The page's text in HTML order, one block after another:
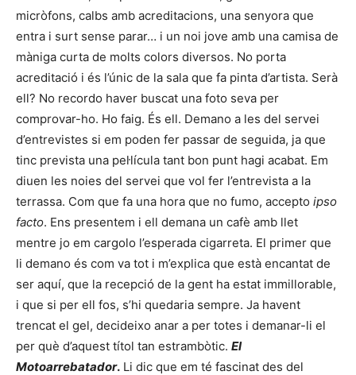
micròfons, calbs amb acreditacions, una senyora que
entra i surt sense parar… i un noi jove amb una camisa de
màniga curta de molts colors diversos. No porta
acreditació i és l’únic de la sala que fa pinta d’artista. Serà
ell? No recordo haver buscat una foto seva per
comprovar-ho. Ho faig. És ell. Demano a les del servei
d’entrevistes si em poden fer passar de seguida, ja que
tinc prevista una pel·lícula tant bon punt hagi acabat. Em
diuen les noies del servei que vol fer l’entrevista a la
terrassa. Com que fa una hora que no fumo, accepto ipso
facto. Ens presentem i ell demana un cafè amb llet
mentre jo em cargolo l’esperada cigarreta. El primer que
li demano és com va tot i m’explica que està encantat de
ser aquí, que la recepció de la gent ha estat immillorable,
i que si per ell fos, s’hi quedaria sempre. Ja havent
trencat el gel, decideixo anar a per totes i demanar-li el
per què d’aquest títol tan estrambòtic. El
Motoarrebatador. Li dic que em té fascinat des del